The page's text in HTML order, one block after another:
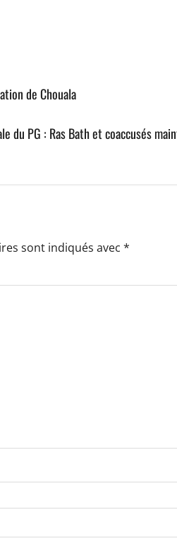
de Chouala
PG : Ras Bath et coaccusés
sont indiqués avec *